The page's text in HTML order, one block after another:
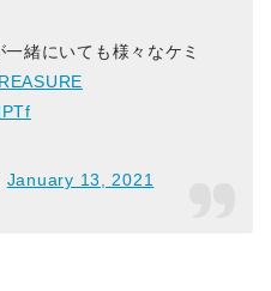
緒にいても様々なケミ
January 13, 2021